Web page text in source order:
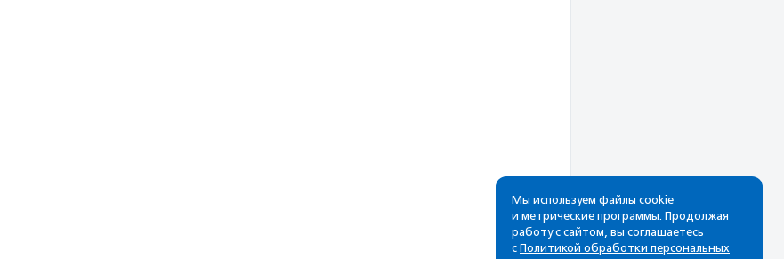
Мы используем файлы cookie
и метрические программы. Продолжая
работу с сайтом, вы соглашаетесь
с Политикой обработки персональных